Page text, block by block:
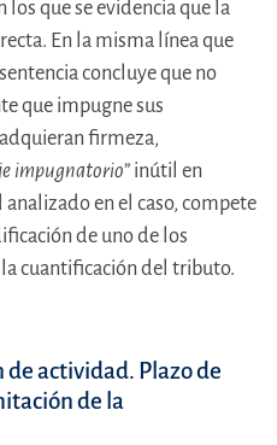
los que se evidencia que la
En la misma línea que
concluye que no
que impugne sus
firmeza,
impugnatorio” inútil en
en el caso, compete
de uno de los
cuantificación del tributo.
de actividad. Plazo de
de la